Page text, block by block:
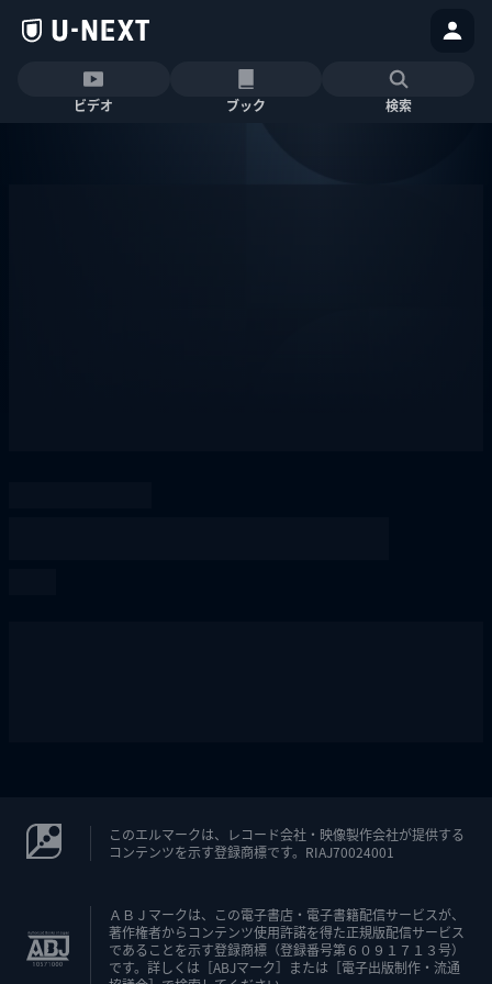
ビデオ ブック 検索
このエルマークは、レコード会社・映像製作会社が提供する
コンテンツを示す登録商標です。RIAJ70024001
ＡＢＪマークは、この電子書店・電子書籍配信サービスが、
著作権者からコンテンツ使用許諾を得た正規版配信サービス
であることを示す登録商標（登録番号第６０９１７１３号）
です。詳しくは［ABJマーク］または［電子出版制作・流通